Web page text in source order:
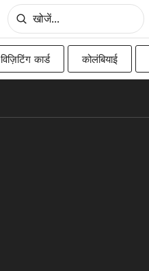
विज़िटिंग कार्ड कोलंबियाई